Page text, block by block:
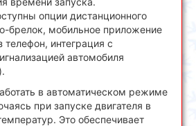
опции дистанционного
брелок, мобильное приложение
телефон, интеграция с
автомобиля
в автоматическом режиме
при запуске двигателя в
Это обеспечивает